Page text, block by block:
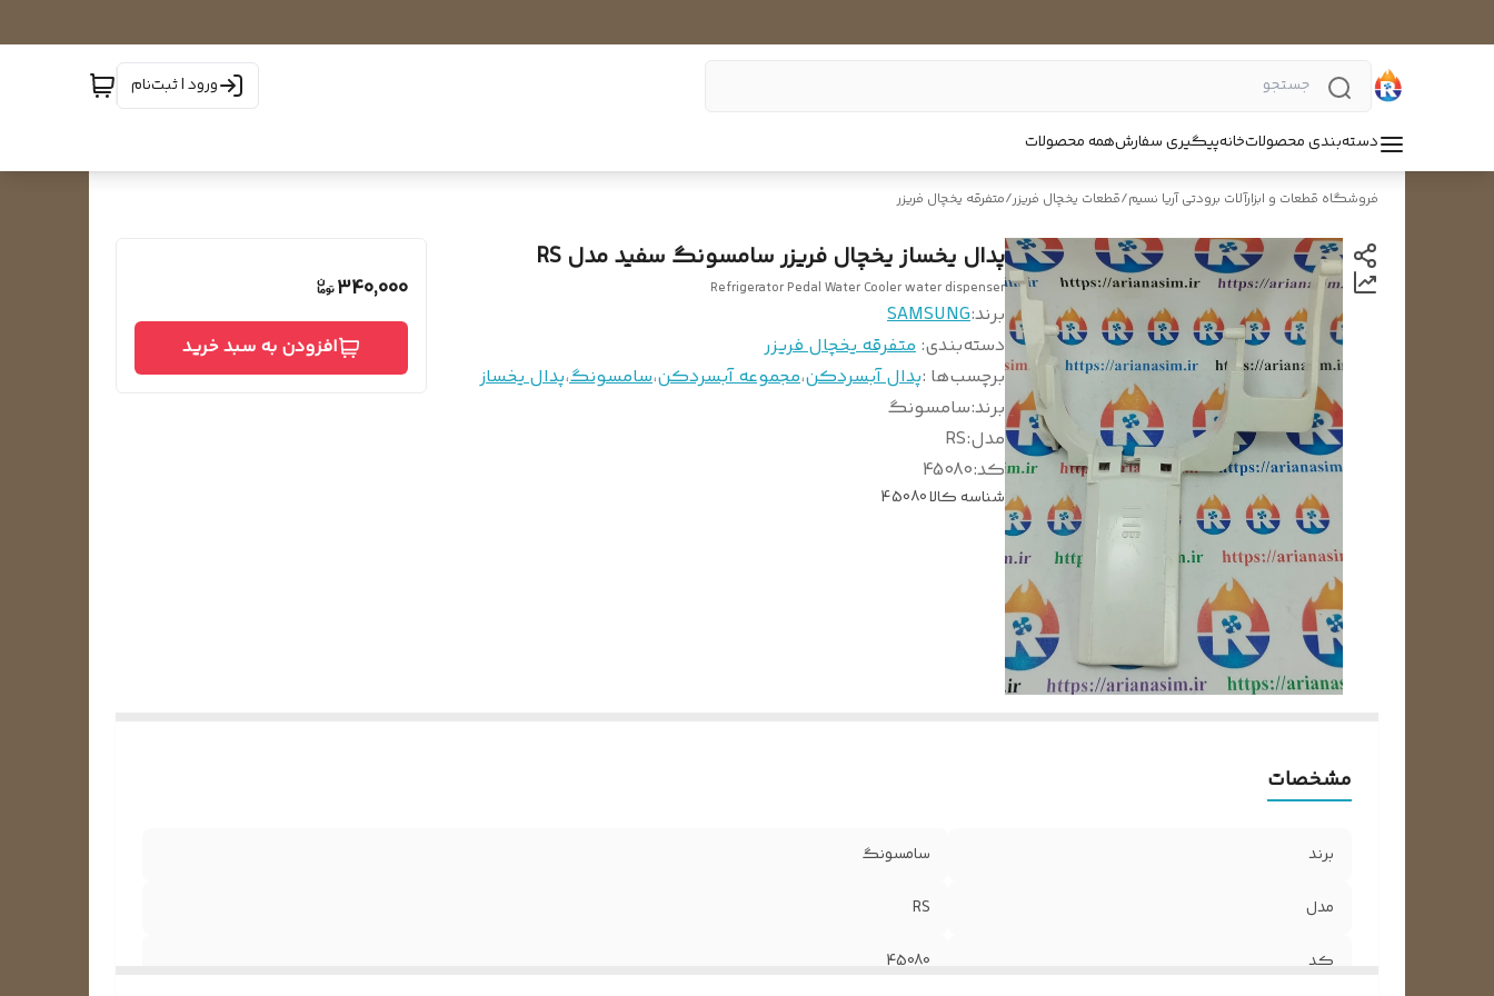
ورود | ثبت‌نام
دسته‌بندی محصولاتخانهپیگیری سفارشهمه محصولات
فروشگاه قطعات و ابزارآلات برودتی آریا نسیم/قطعات یخچال فریزر/متفرقه یخچال فریزر
پدال یخساز یخچال فریزر سامسونگ سفید مدل RS
Refrigerator Pedal Water Cooler water dispenser
برند:SAMSUNG
دسته‌بندی: متفرقه یخچال فریزر
برچسب‌ها :پدال آبسردکن،مجموعه آبسردکن،سامسونگ،پدال یخساز
برند:سامسونگ
مدل:
RS
کد:
45080
شناسه کالا45080
340,000
افزودن به سبد خرید
مشخصات
برند سامسونگ
مدل RS
کد 45080